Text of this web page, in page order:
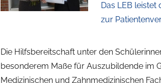
Das LEB
zur
Die Hilfsbereitschaft unter den
besonderem Maße für Auszubildende im
Medizinischen und Zahnmedizinischen